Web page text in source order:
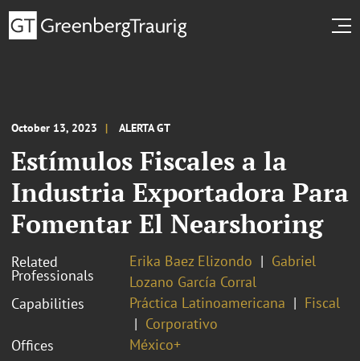
October 13, 2023 ALERTA GT
Estímulos Fiscales a la
Industria Exportadora Para
Fomentar El Nearshoring
Related
Professionals
Erika Baez Elizondo
Gabriel
Lozano García Corral
Capabilities
Práctica Latinoamericana
Fiscal
Corporativo
Offices
México+